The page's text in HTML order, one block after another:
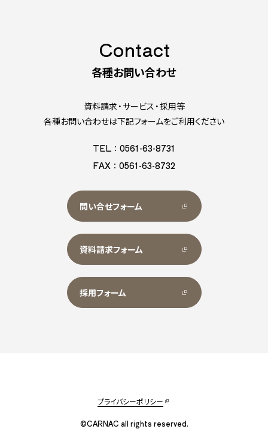
Contact
各種お問い合わせ
資料請求・サービス・採用等
各種お問い合わせは下記フォームをご利用ください
TEL：0561-63-8731
FAX：0561-63-8732
問い合せフォーム
資料請求フォーム
採用フォーム
プライバシーポリシー
©CARNAC all rights reserved.